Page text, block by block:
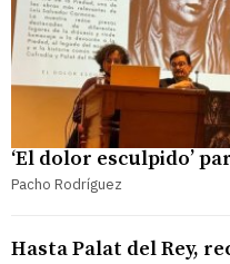
‘El dolor esculpido’
Pacho Rodríguez
Hasta Palat del Rey,